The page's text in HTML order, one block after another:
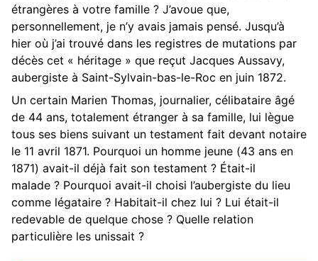
étrangères à votre famille ? J’avoue que,
personnellement, je n’y avais jamais pensé. Jusqu’à
hier où j’ai trouvé dans les registres de mutations par
décès cet « héritage » que reçut Jacques Aussavy,
aubergiste à Saint-Sylvain-bas-le-Roc en juin 1872.
Un certain Marien Thomas, journalier, célibataire âgé
de 44 ans, totalement étranger à sa famille, lui lègue
tous ses biens suivant un testament fait devant notaire
le 11 avril 1871. Pourquoi un homme jeune (43 ans en
1871) avait-il déjà fait son testament ? Était-il
malade ? Pourquoi avait-il choisi l’aubergiste du lieu
comme légataire ? Habitait-il chez lui ? Lui était-il
redevable de quelque chose ? Quelle relation
particulière les unissait ?